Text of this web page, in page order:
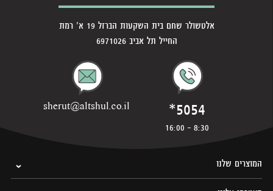
אלטשולר שחם בית השקעות הברזל 19 א' רמת
החייל תל אביב 6971026
*5054
8:30 - 16:00
sherut@altshul.co.il
המוצרים שלנו